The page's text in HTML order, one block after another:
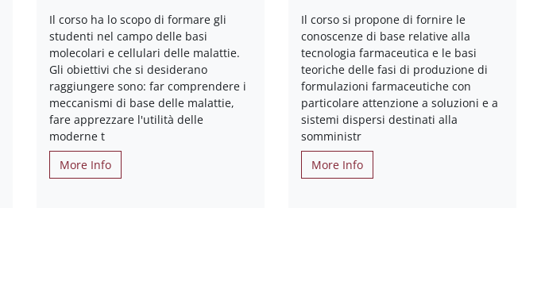
Il corso ha lo scopo di formare gli
studenti nel campo delle basi
molecolari e cellulari delle malattie.
Gli obiettivi che si desiderano
raggiungere sono: far comprendere i
meccanismi di base delle malattie,
fare apprezzare l'utilità delle
moderne t
More Info
Il corso si propone di fornire le
conoscenze di base relative alla
tecnologia farmaceutica e le basi
teoriche delle fasi di produzione di
formulazioni farmaceutiche con
particolare attenzione a soluzioni e a
sistemi dispersi destinati alla
somministr
More Info